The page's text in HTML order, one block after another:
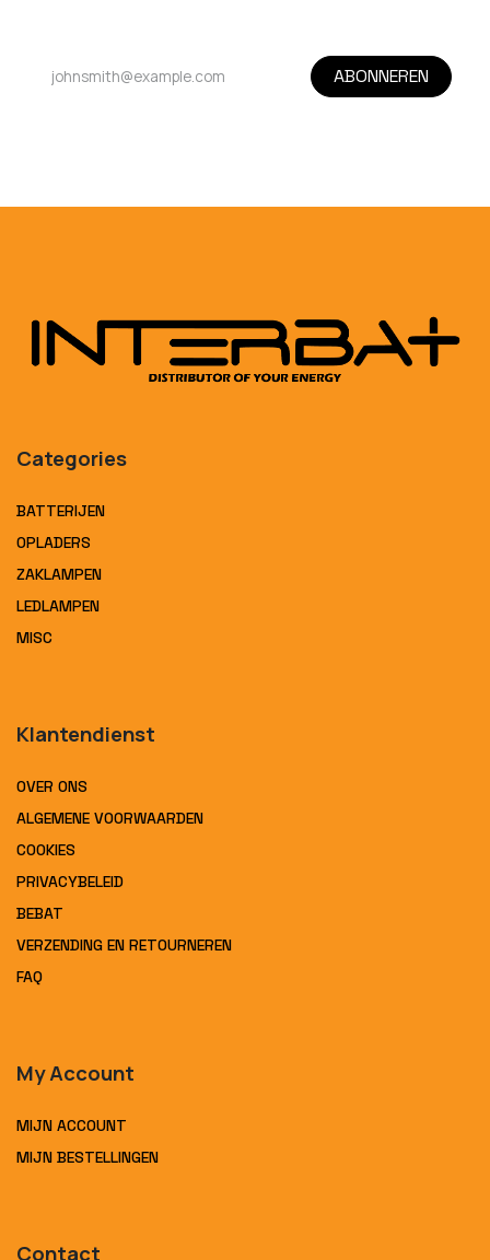
ABONNEREN
Categories
BATTERIJEN
OPLADERS
ZAKLAMPEN
LEDLAMPEN
MISC
Klantendienst
OVER ONS
ALGEMENE VOORWAARDEN
COOKIES
PRIVACYBELEID
BEBAT
VERZENDING EN RETOURNEREN
FAQ
My Account
MIJN ACCOUNT
MIJN BESTELLINGEN
Contact